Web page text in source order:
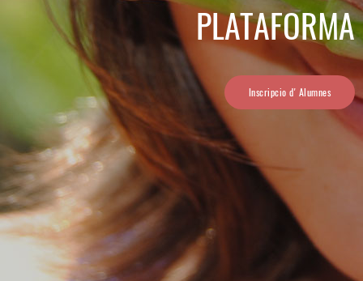
PLATAFORMA
Inscripcio d' Alumnes